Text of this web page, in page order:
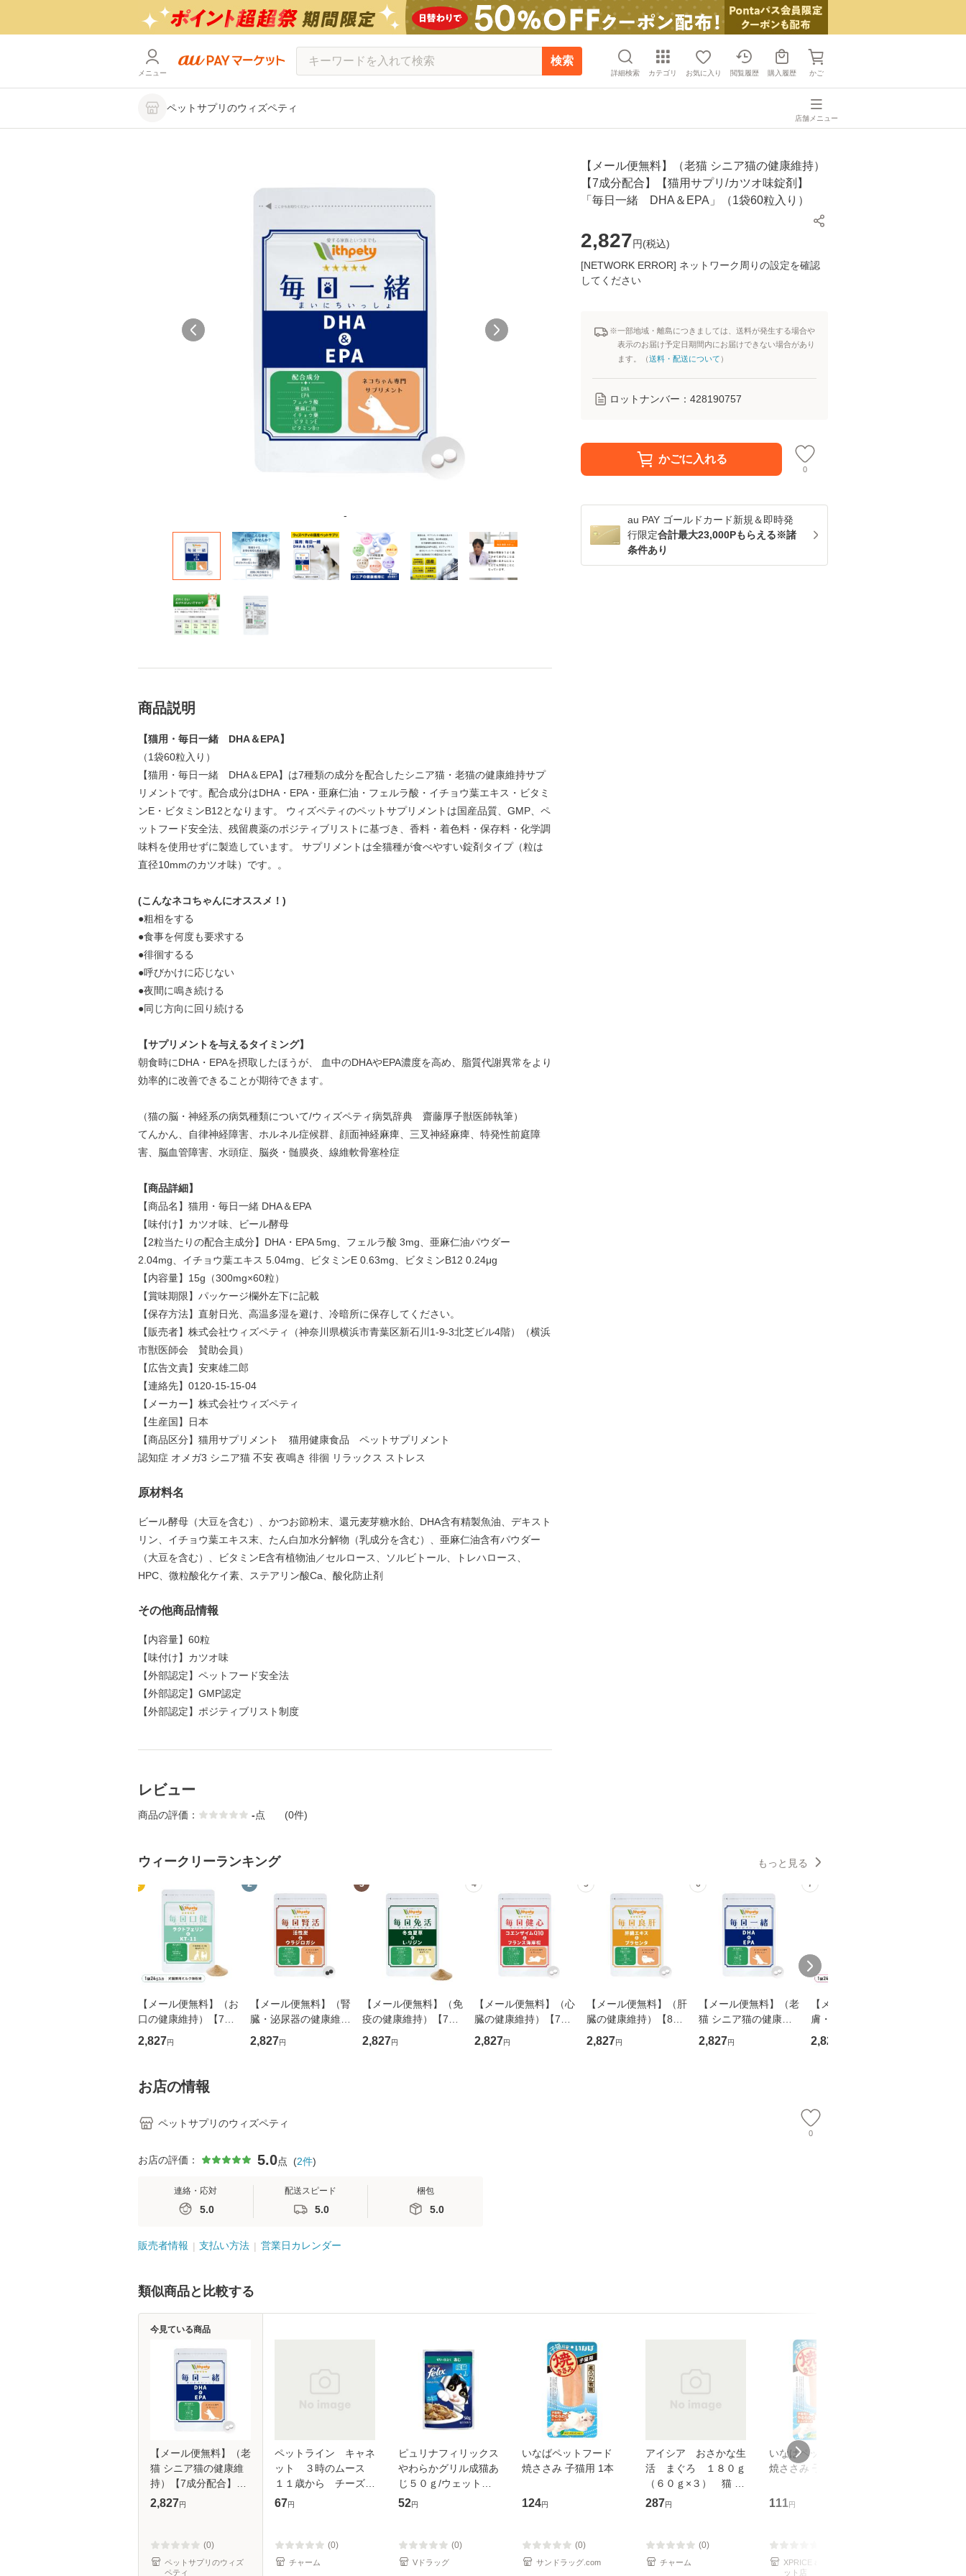
メニュー
検索
詳細検索 カテゴリ お気に入り 閲覧履歴 購入履歴 かご
ペットサプリのウィズペティ
店舗メニュー
-
【メール便無料】（老猫 シニア猫の健康維持）
【7成分配合】【猫用サプリ/カツオ味錠剤】
「毎日一緒 DHA＆EPA」（1袋60粒入り）
2,827円(税込)
[NETWORK ERROR] ネットワーク周りの設定を確認
してください
※一部地域・離島につきましては、送料が発生する場合や
表示のお届け予定日期間内にお届けできない場合があり
ます。（送料・配送について ）
ロットナンバー： 428190757
かごに入れる
0
au PAY ゴールドカード新規＆即時発
行限定合計最大23,000Pもらえる※諸
条件あり
商品説明
【猫用・毎日一緒 DHA＆EPA】
（1袋60粒入り）
【猫用・毎日一緒 DHA＆EPA】は7種類の成分を配合したシニア猫・老猫の健康維持サプ
リメントです。配合成分はDHA・EPA・亜麻仁油・フェルラ酸・イチョウ葉エキス・ビタミ
ンE・ビタミンB12となります。 ウィズペティのペットサプリメントは国産品質、GMP、ペ
ットフード安全法、残留農薬のポジティブリストに基づき、香料・着色料・保存料・化学調
味料を使用せずに製造しています。 サプリメントは全猫種が食べやすい錠剤タイプ（粒は
直径10mmのカツオ味）です。。
(こんなネコちゃんにオススメ！)
●粗相をする
●食事を何度も要求する
●徘徊するる
●呼びかけに応じない
●夜間に鳴き続ける
●同じ方向に回り続ける
【サプリメントを与えるタイミング】
朝食時にDHA・EPAを摂取したほうが、 血中のDHAやEPA濃度を高め、脂質代謝異常をより
効率的に改善できることが期待できます。
（猫の脳・神経系の病気種類について/ウィズペティ病気辞典 齋藤厚子獣医師執筆）
てんかん、自律神経障害、ホルネル症候群、顔面神経麻痺、三叉神経麻痺、特発性前庭障
害、脳血管障害、水頭症、脳炎・髄膜炎、線維軟骨塞栓症
【商品詳細】
【商品名】猫用・毎日一緒 DHA＆EPA
【味付け】カツオ味、ビール酵母
【2粒当たりの配合主成分】DHA・EPA 5mg、フェルラ酸 3mg、亜麻仁油パウダー
2.04mg、イチョウ葉エキス 5.04mg、ビタミンE 0.63mg、ビタミンB12 0.24μg
【内容量】15g（300mg×60粒）
【賞味期限】パッケージ欄外左下に記載
【保存方法】直射日光、高温多湿を避け、冷暗所に保存してください。
【販売者】株式会社ウィズペティ（神奈川県横浜市青葉区新石川1-9-3北芝ビル4階）（横浜
市獣医師会 賛助会員）
【広告文責】安東雄二郎
【連絡先】0120-15-15-04
【メーカー】株式会社ウィズペティ
【生産国】日本
【商品区分】猫用サプリメント 猫用健康食品 ペットサプリメント
認知症 オメガ3 シニア猫 不安 夜鳴き 徘徊 リラックス ストレス
原材料名
ビール酵母（大豆を含む）、かつお節粉末、還元麦芽糖水飴、DHA含有精製魚油、デキスト
リン、イチョウ葉エキス末、たん白加水分解物（乳成分を含む）、亜麻仁油含有パウダー
（大豆を含む）、ビタミンE含有植物油／セルロース、ソルビトール、トレハロース、
HPC、微粒酸化ケイ素、ステアリン酸Ca、酸化防止剤
その他商品情報
【内容量】 60粒
【味付け】 カツオ味
【外部認定】 ペットフード安全法
【外部認定】 GMP認定
【外部認定】 ポジティブリスト制度
レビュー
商品の評価： -点 (0件)
ウィークリーランキング もっと見る
1
【メール便無料】（お
口の健康維持）【7成
分配合】【犬猫兼用サ
プリ/粉末ミルク味】
ェリン＆KT-11」（1
袋60杯入り/
2,827円
2
【メール便無料】（腎
臓・泌尿器の健康維
持）【7成分配合】
【猫用サプリ/カツオ
2,827円
3
【メール便無料】（免
疫の健康維持）【7成
分配合】【犬猫兼用サ
プリ/粉末ミルク味】
2,827円
4
【メール便無料】（心
臓の健康維持）【7成
分配合】【猫用サプ
リ/カツオ味錠剤】
2,827円
5
【メール便無料】（肝
臓の健康維持）【8成
分配合】【猫用サプ
リ/カツオ味錠剤】
2,827円
6
【メール便無料】（老
猫 シニア猫の健康維
持）【7成分配合】
【猫用サプリ/カツオ
2,827円
7
【メール便無料】（皮
膚・毛艶の健康維持）
【8成分配合】【犬猫
兼用サプリ/粉末ミル
2,827
お店の情報
ペットサプリのウィズペティ
0
お店の評価： 5.0点 (2件)
連絡・応対
5.0
配送スピード
5.0
梱包
5.0
販売者情報 支払い方法 営業日カレンダー
類似商品と比較する
【メール便無料】（老
猫 シニア猫の健康維
持）【7成分配合】
【猫用サプリ/カツオ
粒入り）
2,827円
(0)
ペットサプリのウィズ
ペティ
今見ている商品
ペットライン キャネ
ット ３時のムース
１１歳から チーズ仕
立て ２５ｇ おや
67円
(0)
チャーム
ピュリナフィリックス
やわらかグリル成猫あ
じ５０ｇ/ウェット
パウチ
52円
(0)
Vドラッグ
いなばペットフード
焼ささみ 子猫用 1本
124円
(0)
サンドラッグ.com
アイシア おさかな生
活 まぐろ １８０ｇ
（６０ｇ×３） 猫 キ
ャットフード
287円
(0)
チャーム
いなばペットフード
焼ささみ 子猫用 1本
111円
XPRICE au PAY マーケ
ット店